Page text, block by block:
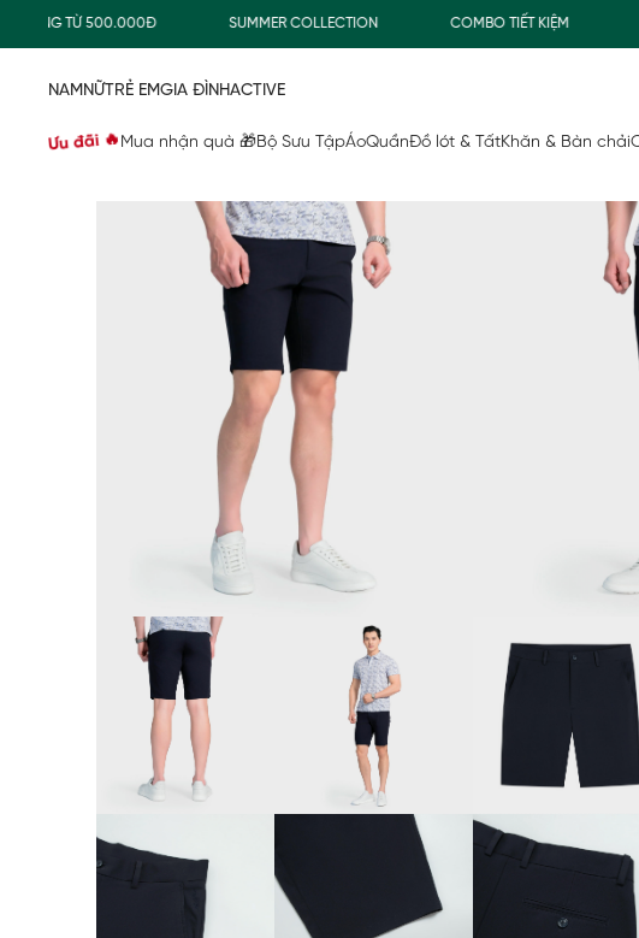
TỪ 500.000Đ SUMMER COLLECTION COMBO TIẾT KIỆM
NAMNỮTRẺ EMGIA ĐÌNHACTIVE
Ưu đãi 🔥 Mua nhận quà 🎁Bộ Sưu TậpÁoQuầnĐồ lót & TấtKhăn & Bàn chải